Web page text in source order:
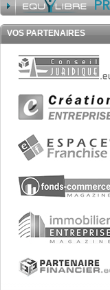
VOS PARTENAIRES